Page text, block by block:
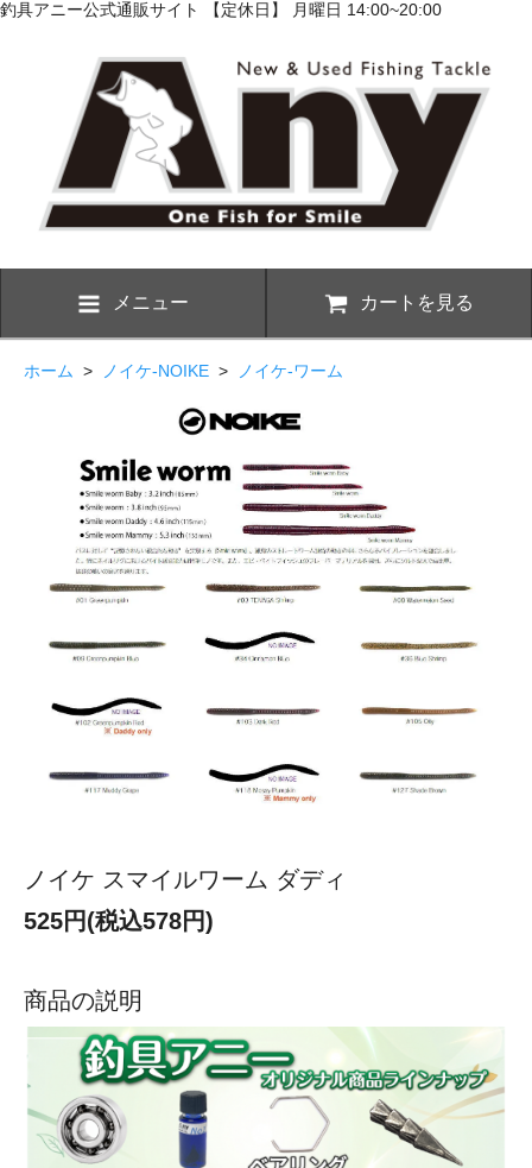
釣具アニー公式通販サイト 【定休日】 月曜日 14:00~20:00
メニュー カートを見る
ホーム > ノイケ-NOIKE > ノイケ-ワーム
ノイケ スマイルワーム ダディ
525円(税込578円)
商品の説明